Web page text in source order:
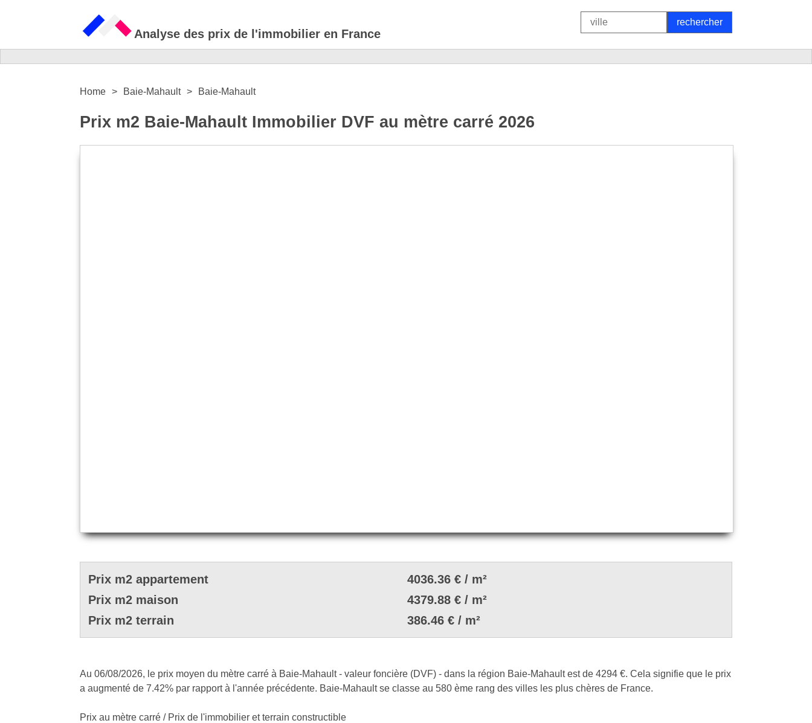
Analyse des prix de l'immobilier en France
Home Baie-Mahault Baie-Mahault
Prix m2 Baie-Mahault Immobilier DVF au mètre carré 2026
Prix m2 appartement
4036.36 € / m²
Prix m2 maison
4379.88 € / m²
Prix m2 terrain
386.46 € / m²
Au 06/08/2026, le prix moyen du mètre carré à Baie-Mahault - valeur foncière (DVF) - dans la région Baie-Mahault est de 4294 €. Cela signifie que le prix
a augmenté de 7.42% par rapport à l'année précédente. Baie-Mahault se classe au 580 ème rang des villes les plus chères de France.
Prix au mètre carré / Prix de l'immobilier et terrain constructible